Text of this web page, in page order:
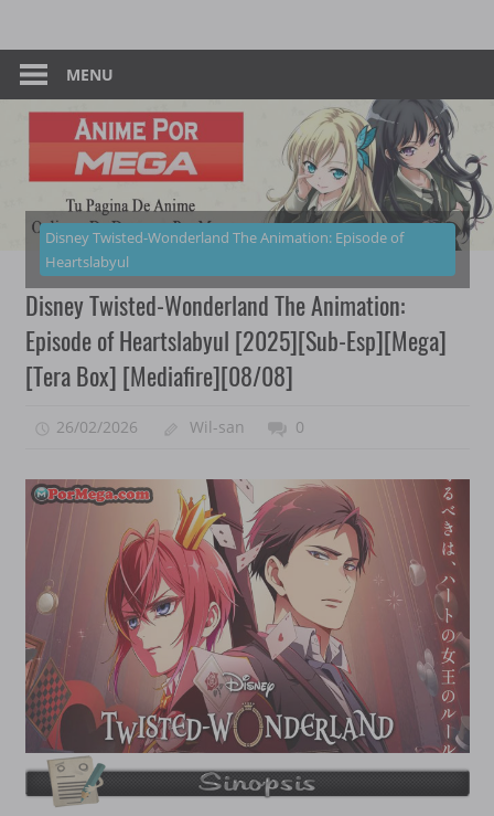
content
Anime
–
Por
Mega
Pagina
De
Descarga
Mega
MENU
Disney Twisted-Wonderland The Animation: Episode of
Heartslabyul
Disney Twisted-Wonderland The Animation:
Episode of Heartslabyul [2025][Sub-Esp][Mega]
[Tera Box] [Mediafire][08/08]
26/02/2026 Wil-san 0